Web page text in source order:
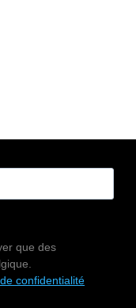
que des
confidentialité